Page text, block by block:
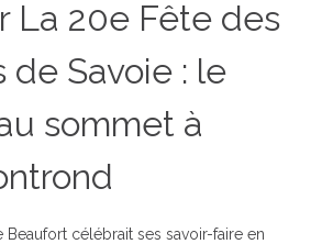
La 20e Fête des
de Savoie : le
sommet à
Beaufort célébrait ses savoir-faire en